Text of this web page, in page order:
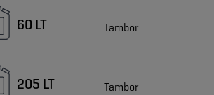
60 LT Tambor
205 LT Tambor